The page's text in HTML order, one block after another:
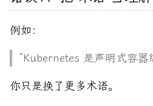
例如：
“Kubernetes 是声明式容器
你只是换了更多术语。